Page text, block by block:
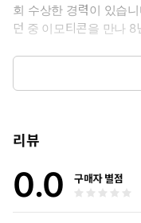
▶ 예제 파일 다운로드:
어떤 독자를 위한 책인가?
▪ 프로크리에이트를 처
회 수상한 경력이 있습
던 중 이모티콘을 만나
씨엠제이 콘텐츠랩
리뷰
0.0 구매자 별점